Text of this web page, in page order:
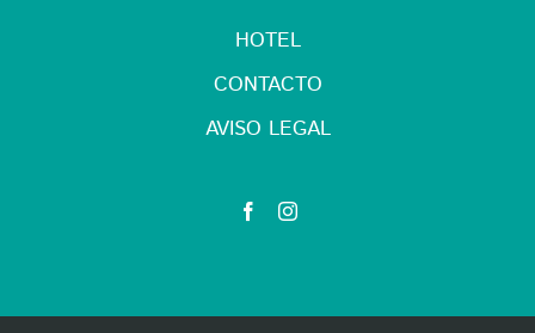
HOTEL
CONTACTO
AVISO LEGAL